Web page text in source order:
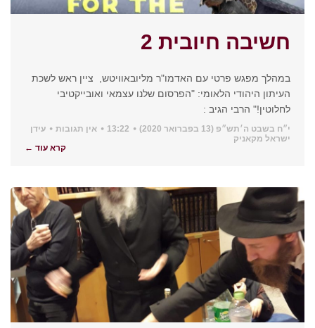
חשיבה חיובית 2
במהלך מפגש פרטי עם האדמו"ר מליובאוויטש, ציין ראש לשכת
העיתון היהודי הלאומי: "הפרסום שלנו עצמאי ואובייקטיבי
לחלוטין!" הרבי הגיב :
י״ח בשבט ה׳תש״פ (13 בפברואר 2020) 13:22 אין תגובות
עידן
ישראל מקאניק
קרא עוד ←